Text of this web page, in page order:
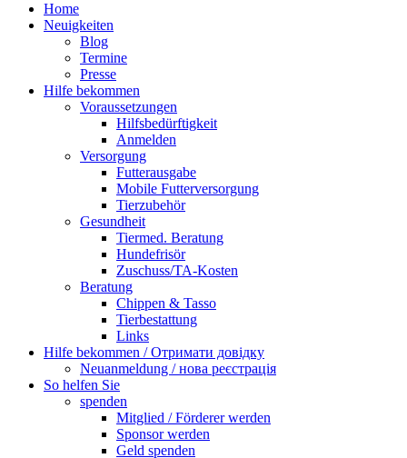
Home
Neuigkeiten
Blog
Termine
Presse
Hilfe bekommen
Voraussetzungen
Hilfsbedürftigkeit
Anmelden
Versorgung
Futterausgabe
Mobile Futterversorgung
Tierzubehör
Gesundheit
Tiermed. Beratung
Hundefrisör
Zuschuss/TA-Kosten
Beratung
Chippen & Tasso
Tierbestattung
Links
Hilfe bekommen / Отримати довідку
Neuanmeldung / нова реєстрація
So helfen Sie
spenden
Mitglied / Förderer werden
Sponsor werden
Geld spenden